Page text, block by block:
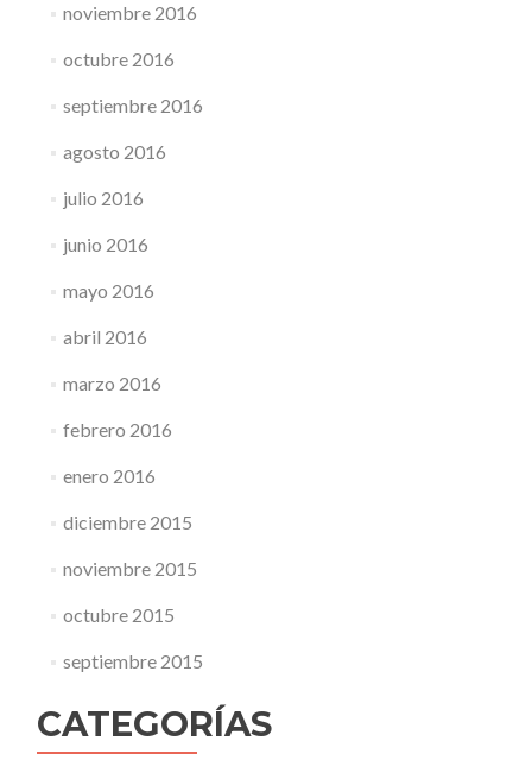
noviembre 2016
octubre 2016
septiembre 2016
agosto 2016
julio 2016
junio 2016
mayo 2016
abril 2016
marzo 2016
febrero 2016
enero 2016
diciembre 2015
noviembre 2015
octubre 2015
septiembre 2015
CATEGORÍAS